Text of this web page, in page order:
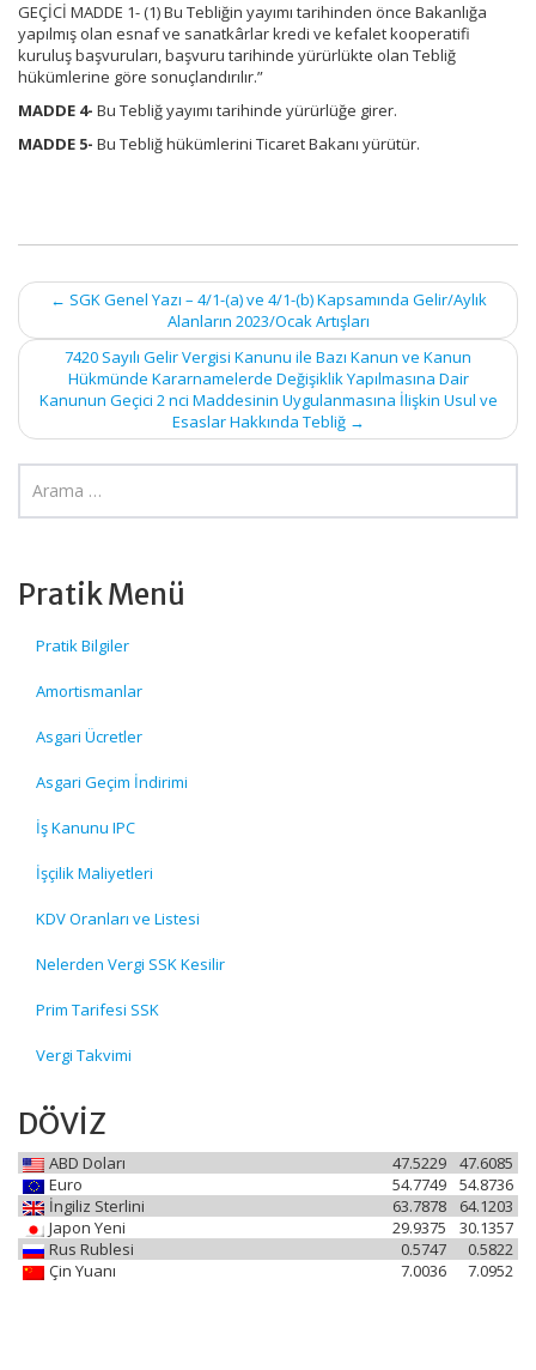
GEÇİCİ MADDE 1- (1) Bu Tebliğin yayımı tarihinden önce Bakanlığa
yapılmış olan esnaf ve sanatkârlar kredi ve kefalet kooperatifi
kuruluş başvuruları, başvuru tarihinde yürürlükte olan Tebliğ
hükümlerine göre sonuçlandırılır.”
MADDE 4- Bu Tebliğ yayımı tarihinde yürürlüğe girer.
MADDE 5- Bu Tebliğ hükümlerini Ticaret Bakanı yürütür.
Post
navigation
← SGK Genel Yazı – 4/1-(a) ve 4/1-(b) Kapsamında Gelir/Aylık
Alanların 2023/Ocak Artışları
7420 Sayılı Gelir Vergisi Kanunu ile Bazı Kanun ve Kanun
Hükmünde Kararnamelerde Değişiklik Yapılmasına Dair
Kanunun Geçici 2 nci Maddesinin Uygulanmasına İlişkin Usul ve
Esaslar Hakkında Tebliğ →
Pratik Menü
Pratik Bilgiler
Amortismanlar
Asgari Ücretler
Asgari Geçim İndirimi
İş Kanunu IPC
İşçilik Maliyetleri
KDV Oranları ve Listesi
Nelerden Vergi SSK Kesilir
Prim Tarifesi SSK
Vergi Takvimi
DÖVİZ
ABD Doları 47.6085
47.5229
Euro
54.8736
54.7749
İngiliz Sterlini
64.1203
63.7878
Japon Yeni
30.1357
29.9375
Rus Rublesi
0.5822
0.5747
Çin Yuanı
7.0952
7.0036